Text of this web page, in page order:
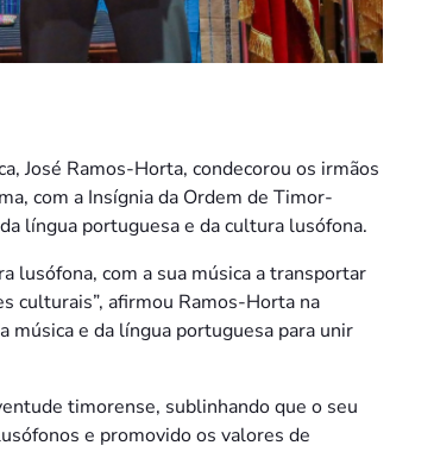
José Ramos-Horta, condecorou os irmãos
com a Insígnia da Ordem de Timor-
língua portuguesa e da cultura lusófona.
lusófona, com a sua música a transportar
culturais”, afirmou Ramos-Horta na
música e da língua portuguesa para unir
timorense, sublinhando que o seu
e promovido os valores de